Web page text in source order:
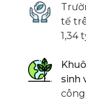
tế
1,34
sinh
công